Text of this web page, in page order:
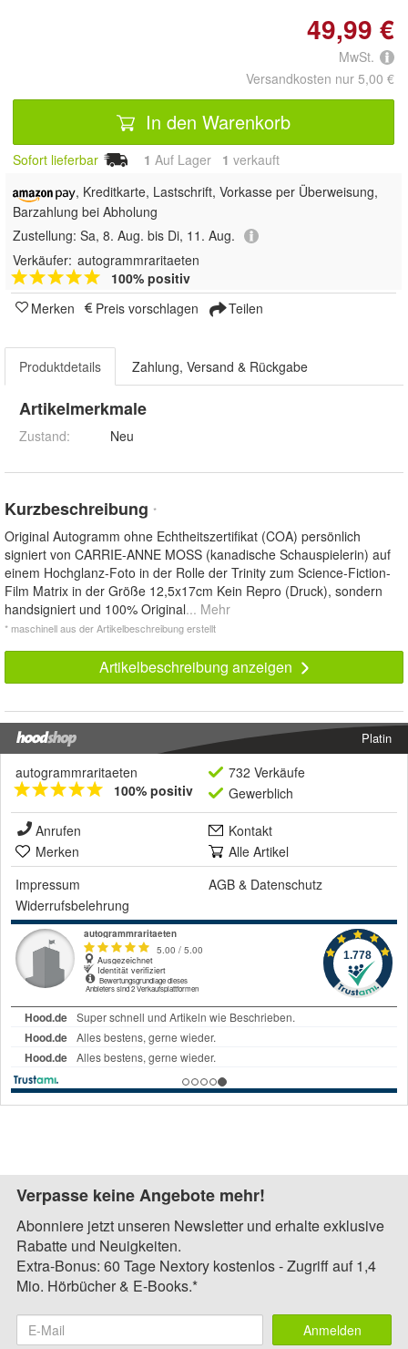
49,99 €
MwSt.
Versandkosten nur 5,00 €
In den Warenkorb
Sofort lieferbar 1 Auf Lager 1 verkauft
, Kreditkarte, Lastschrift, Vorkasse per Überweisung,
Barzahlung bei Abholung
Zustellung: Sa, 8. Aug. bis Di, 11. Aug.
Verkäufer: autogrammraritaeten
100% positiv
Merken
Preis vorschlagen Teilen
Produktdetails Zahlung, Versand & Rückgabe
Artikelmerkmale
Zustand: Neu
Kurzbeschreibung *
Original Autogramm ohne Echtheitszertifikat (COA) persönlich
signiert von CARRIE-ANNE MOSS (kanadische Schauspielerin) auf
einem Hochglanz-Foto in der Rolle der Trinity zum Science-Fiction-
Film Matrix in der Größe 12,5x17cm Kein Repro (Druck), sondern
handsigniert und 100% Original... Mehr
* maschinell aus der Artikelbeschreibung erstellt
Artikelbeschreibung anzeigen
Platin
autogrammraritaeten
100% positiv
732 Verkäufe
Gewerblich
Anrufen
Kontakt
Merken
Alle Artikel
Impressum
AGB & Datenschutz
Widerrufsbelehrung
Verpasse keine Angebote mehr!
Abonniere jetzt unseren Newsletter und erhalte exklusive
Rabatte und Neuigkeiten.
Extra-Bonus: 60 Tage Nextory kostenlos - Zugriff auf 1,4
Mio. Hörbücher & E-Books.*
Anmelden